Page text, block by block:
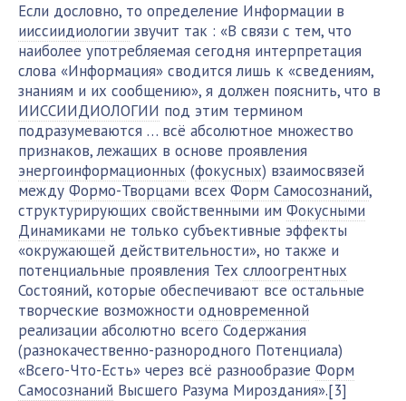
Если дословно, то определение Информации в
ииссиидиологии звучит так : «В связи с тем, что
наиболее употребляемая сегодня интерпретация
слова «Информация» сводится лишь к «сведениям,
знаниям и их сообщению», я должен пояснить, что в
ИИССИИДИОЛОГИИ под этим термином
подразумеваются … всё абсолютное множество
признаков, лежащих в основе проявления
энергоинформационных (фокусных) взаимосвязей
между Формо-Творцами всех Форм Самосознаний,
структурирующих свойственными им Фокусными
Динамиками не только субъективные эффекты
«окружающей действительности», но также и
потенциальные проявления Тех сллоогрентных
Состояний, которые обеспечивают все остальные
творческие возможности одновременной
реализации абсолютно всего Содержания
(разнокачественно-разнородного Потенциала)
«Всего-Что-Есть» через всё разнообразие Форм
Самосознаний Высшего Разума Мироздания».[3]